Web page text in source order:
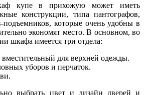
купе в прихожую может иметь
конструкции, типа пантографов,
подъемников, которые очень удобны в
экономят место. В основном, во
шкафа имеется три отдела:
для верхней одежды.
уборов и перчаток.
выбрать цвет и дизайн дверей и